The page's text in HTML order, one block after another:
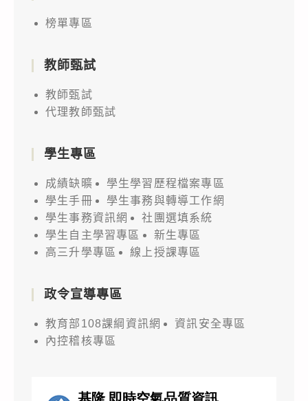
榜單專區
教師甄試
教師甄試
代理教師甄試
學生專區
成績缺曠
學生學習歷程檔案專區
學生手冊
學生事務與轉導工作網
學生事務資訊網
社團選填系統
學生自主學習專區
新生專區
高三升學專區
線上授課專區
政令宣導專區
教育部108課綱資訊網
資訊安全專區
內控稽核專區